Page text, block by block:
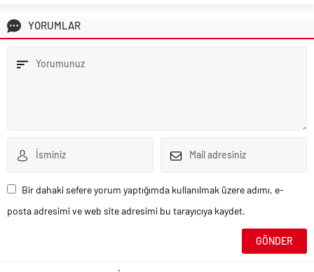
YORUMLAR
Bir dahaki sefere yorum yaptığımda kullanılmak üzere adımı, e-
posta adresimi ve web site adresimi bu tarayıcıya kaydet.